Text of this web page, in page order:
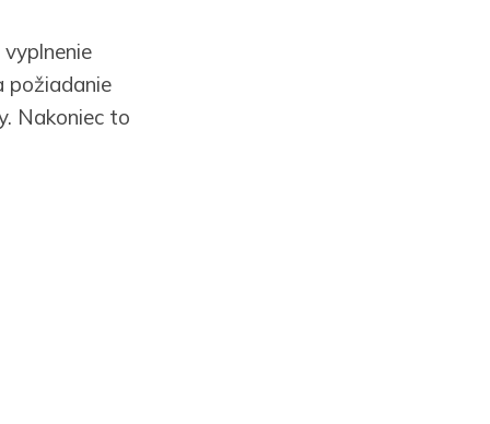
požiadanie
Nakoniec to